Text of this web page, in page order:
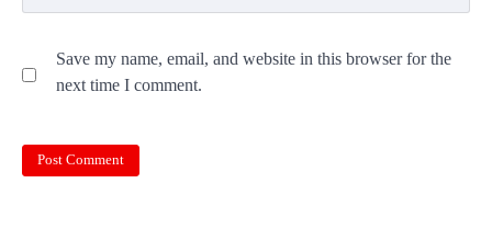
Save my name, email, and website in this browser for the
next time I comment.